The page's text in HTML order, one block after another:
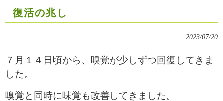
復活の兆し
2023/07/20
７月１４日頃から、嗅覚が少しずつ回復してきま
した。
嗅覚と同時に味覚も改善してきました。